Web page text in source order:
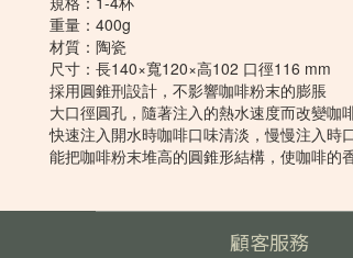
重量：400g
材質：陶瓷
尺寸：長140×寬120×高102 口徑116 mm
採用圓錐刑設計，不影響咖啡粉末的膨脹
大口徑圓孔，隨著注入的熱水速度而改變咖
快速注入開水時咖啡口味清淡，慢慢注入時
能把咖啡粉末堆高的圓錐形結構，使咖啡的
顧客服務